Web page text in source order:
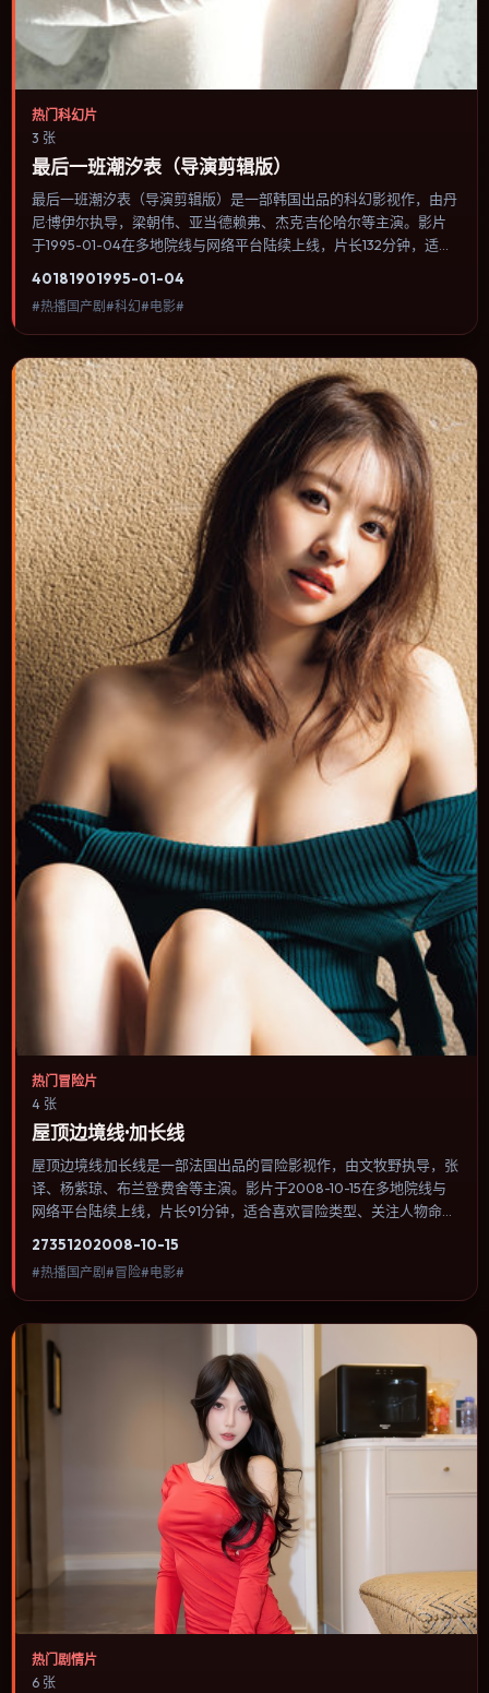
热门科幻片
3 张
最后一班潮汐表（导演剪辑版）
最后一班潮汐表（导演剪辑版）是一部韩国出品的科幻影视作，由丹
尼·博伊尔执导，梁朝伟、亚当·德赖弗、杰克·吉伦哈尔等主演。影片
于1995-01-04在多地院线与网络平台陆续上线，片长132分钟，适合
聚焦人物选择与情节推进，节奏与视听语言统一，可作为休闲观影或
类型片补片的选择。
40181901995-01-04
#热播国产剧#科幻#电影#
热门冒险片
4 张
屋顶边境线·加长线
屋顶边境线·加长线是一部法国出品的冒险影视作，由文牧野执导，张
译、杨紫琼、布兰登·费舍等主演。影片于2008-10-15在多地院线与
网络平台陆续上线，片长91分钟，适合喜欢冒险类型、关注人物命运
语言统一，可作为休闲观影或类型片补片的选择。
27351202008-10-15
#热播国产剧#冒险#电影#
热门剧情片
6 张